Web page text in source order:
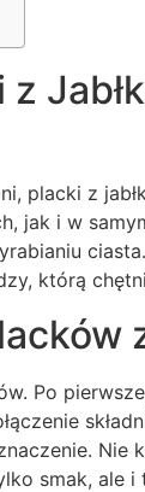
placki z
jak i w
którą
Po
Nie
smak, ale i